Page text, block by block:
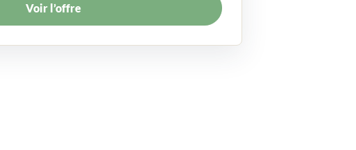
Voir l’offre